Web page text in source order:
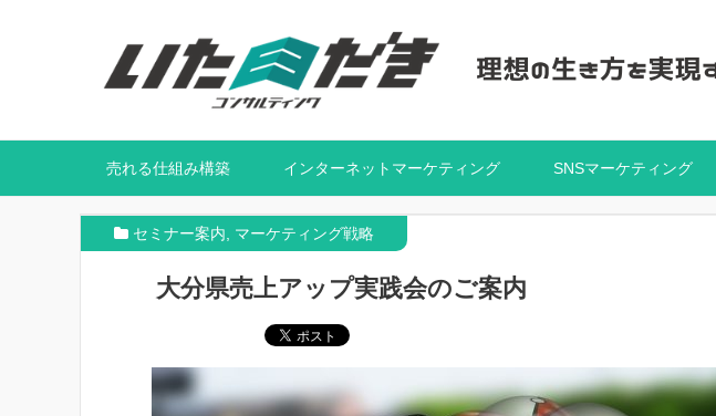
売れる仕組み構築 インターネットマーケティング SNSマーケティング
セミナー案内 マーケティング戦略
大分県売上アップ実践会のご案内